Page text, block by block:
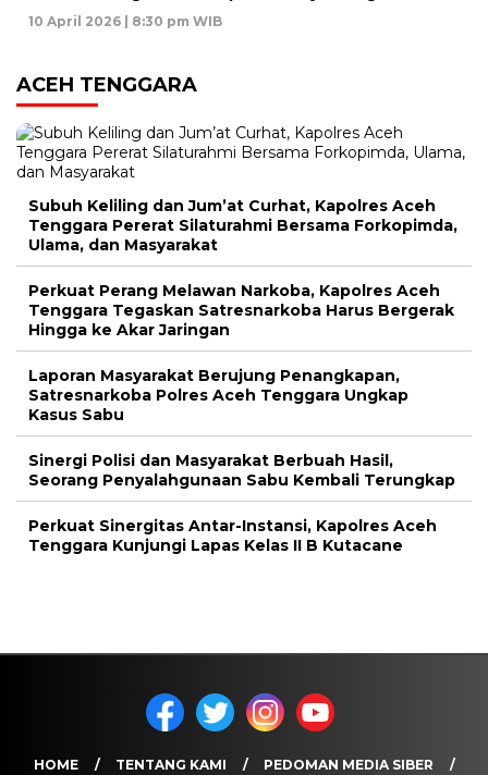
10 April 2026 | 8:30 pm WIB
ACEH TENGGARA
Subuh Keliling dan Jum’at Curhat, Kapolres Aceh
Tenggara Pererat Silaturahmi Bersama Forkopimda,
Ulama, dan Masyarakat
Perkuat Perang Melawan Narkoba, Kapolres Aceh
Tenggara Tegaskan Satresnarkoba Harus Bergerak
Hingga ke Akar Jaringan
Laporan Masyarakat Berujung Penangkapan,
Satresnarkoba Polres Aceh Tenggara Ungkap
Kasus Sabu
Sinergi Polisi dan Masyarakat Berbuah Hasil,
Seorang Penyalahgunaan Sabu Kembali Terungkap
Perkuat Sinergitas Antar-Instansi, Kapolres Aceh
Tenggara Kunjungi Lapas Kelas II B Kutacane
HOME TENTANG KAMI
PEDOMAN MEDIA SIBER